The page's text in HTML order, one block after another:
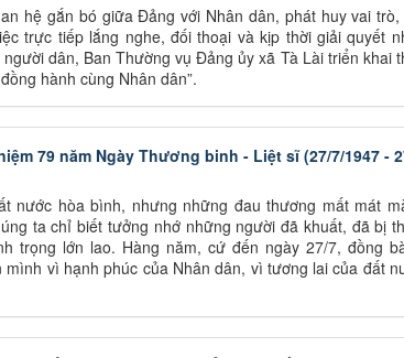
hệ gắn bó giữa Đảng với Nhân dân, phát huy vai
trực tiếp lắng nghe, đối thoại và kịp thời giải quyết
dân, Ban Thường vụ Đảng ủy xã Tà Lài triển khai
hành cùng Nhân dân”.
79 năm Ngày Thương binh - Liệt sĩ (27/7/1947 -
nước hòa bình, nhưng những đau thương mất mát
ta chỉ biết tưởng nhớ những người đã khuất, đã bị
trọng lớn lao. Hàng năm, cứ đến ngày 27/7, đồng
vì hạnh phúc của Nhân dân, vì tương lai của đất